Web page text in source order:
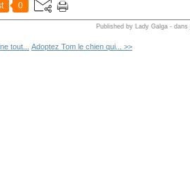
0
Published by Lady Galga - dans
tout... Adoptez Tom le chien qui... >>